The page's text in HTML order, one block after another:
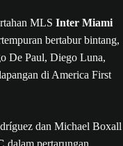
MLS Inter Miami
bertabur bintang,
De Paul, Diego Luna,
di America First
dan Michael Boxall
dalam pertarungan